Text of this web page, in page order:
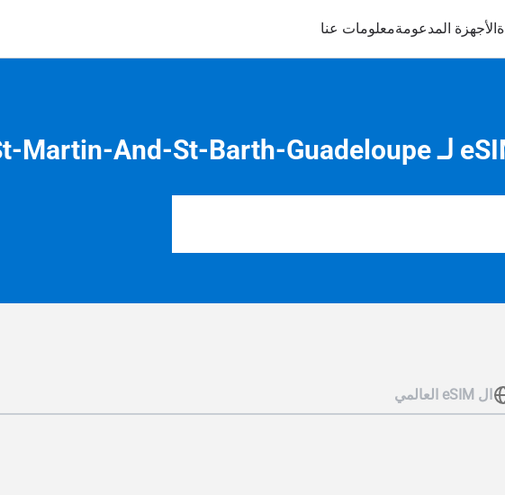
الأجهزة المدعومةمعلومات عنا
ال eSIM العالمي